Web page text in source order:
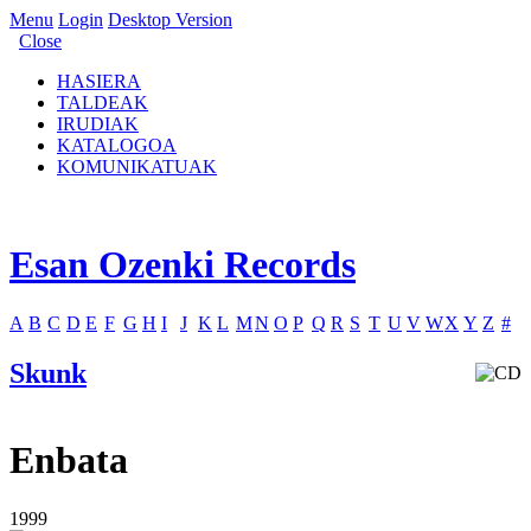
Menu Login Desktop Version
Close
HASIERA
TALDEAK
IRUDIAK
KATALOGOA
KOMUNIKATUAK
Esan Ozenki Records
A B C D E F G H I J K L MN O P Q R S T U V WX Y Z #
Skunk
Enbata
1999